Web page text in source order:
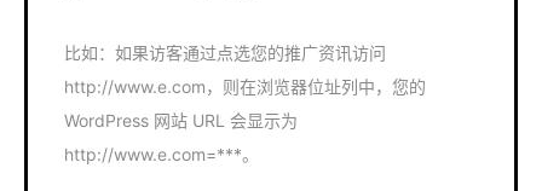
比如：如果访客通过点选您的推广资讯访问
http://www.e.com，则在浏览器位址列中，您的
WordPress 网站 URL 会显示为
http://www.e.com=***。